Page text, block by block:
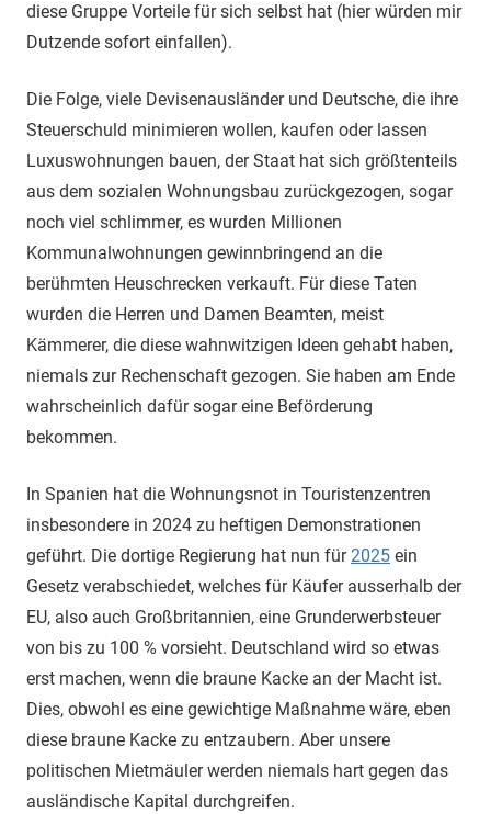
diese Gruppe Vorteile für sich selbst hat (hier würden mir
Dutzende sofort einfallen).
Die Folge, viele Devisenausländer und Deutsche, die ihre
Steuerschuld minimieren wollen, kaufen oder lassen
Luxuswohnungen bauen, der Staat hat sich größtenteils
aus dem sozialen Wohnungsbau zurückgezogen, sogar
noch viel schlimmer, es wurden Millionen
Kommunalwohnungen gewinnbringend an die
berühmten Heuschrecken verkauft. Für diese Taten
wurden die Herren und Damen Beamten, meist
Kämmerer, die diese wahnwitzigen Ideen gehabt haben,
niemals zur Rechenschaft gezogen. Sie haben am Ende
wahrscheinlich dafür sogar eine Beförderung
bekommen.
In Spanien hat die Wohnungsnot in Touristenzentren
insbesondere in 2024 zu heftigen Demonstrationen
geführt. Die dortige Regierung hat nun für2025 ein
Gesetz verabschiedet, welches für Käufer ausserhalb der
EU, also auch Großbritannien, eine Grunderwerbsteuer
von bis zu 100 % vorsieht. Deutschland wird so etwas
erst machen, wenn die braune Kacke an der Macht ist.
Dies, obwohl es eine gewichtige Maßnahme wäre, eben
diese braune Kacke zu entzaubern. Aber unsere
politischen Mietmäuler werden niemals hart gegen das
ausländische Kapital durchgreifen.